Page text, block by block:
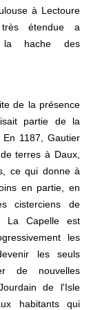
à Lectoure
étendue a
la hache des
de la présence
partie de la
1187, Gautier
terres à Daux,
ce qui donne à
en partie, en
cisterciens de
La Capelle est
les
les seuls
de nouvelles
de l'Isle
habitants qui